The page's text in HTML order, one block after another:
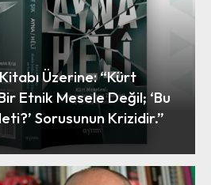
Üzerine: “Kürt
Etnik Mesele Değil; ‘Bu
Sorusunun Krizidir.”